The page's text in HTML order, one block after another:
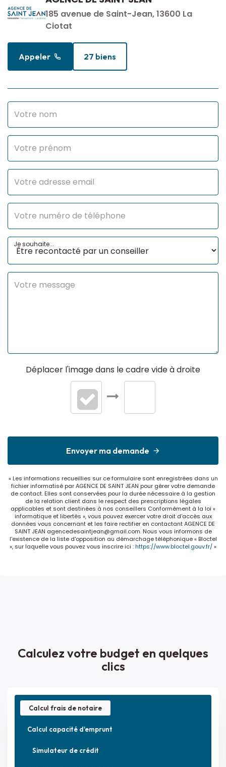
185 avenue de Saint-Jean, 13600 La
Ciotat
Appeler 27 biens
Je souhaite...
Déplacer l'image dans le cadre vide à droite
Envoyer ma demande
« Les informations recueillies sur ce formulaire sont enregistrées dans un
fichier informatisé par AGENCE DE SAINT JEAN pour gérer votre demande
de contact. Elles sont conservées pour la durée nécessaire à la gestion
de la relation client dans le respect des prescriptions légales
applicables et sont destinées à nos conseillers Conformément à la loi «
informatique et libertés », vous pouvez exercer votre droit d'accès aux
données vous concernant et les faire rectifier en contactant AGENCE DE
SAINT JEAN agencedesaintjean@gmail.com. Nous vous informons de
l'existence de la liste d'opposition au démarchage téléphonique « Bloctel
», sur laquelle vous pouvez vous inscrire ici :https://www.bloctel.gouv.fr/»
Calculez votre budget en quelques
clics
Calcul frais de notaire
Calcul capacité d'emprunt
Simulateur de crédit